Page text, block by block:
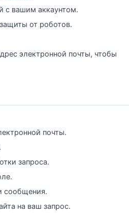
с вашим аккаунтом.
от роботов.
электронной почты, чтобы
почты.
запроса.
сообщения.
на ваш запрос.